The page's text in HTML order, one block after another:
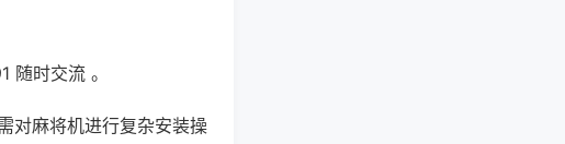
随时交流 。
对麻将机进行复杂安装操